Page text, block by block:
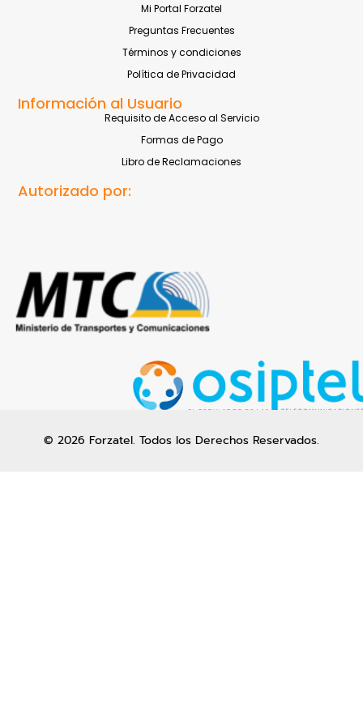
Mi Portal Forzatel
Preguntas Frecuentes
Términos y condiciones
Política de Privacidad
Información al Usuario
Requisito de Acceso al Servicio
Formas de Pago
Libro de Reclamaciones
Autorizado por:
© 2026 Forzatel. Todos los Derechos Reservados.